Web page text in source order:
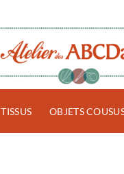
TISSUS OBJETS